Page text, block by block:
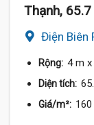
Thạnh,
Điện Biên
Rộng: 4 m x
Diện tích:
Giá/m²: